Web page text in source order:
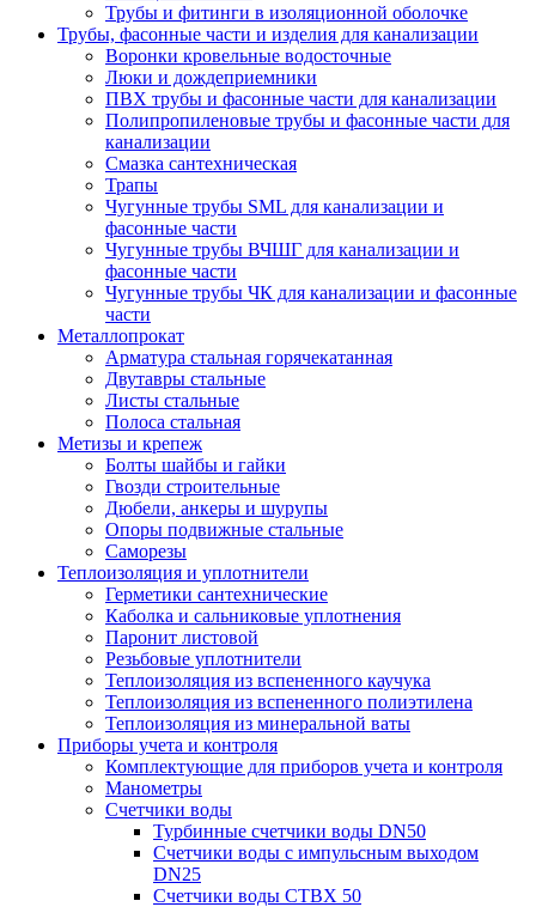
Трубы и фитинги в изоляционной оболочке
Трубы, фасонные части и изделия для канализации
Воронки кровельные водосточные
Люки и дождеприемники
ПВХ трубы и фасонные части для канализации
Полипропиленовые трубы и фасонные части для
канализации
Смазка сантехническая
Трапы
Чугунные трубы SML для канализации и
фасонные части
Чугунные трубы ВЧШГ для канализации и
фасонные части
Чугунные трубы ЧК для канализации и фасонные
части
Металлопрокат
Арматура стальная горячекатанная
Двутавры стальные
Листы стальные
Полоса стальная
Метизы и крепеж
Болты шайбы и гайки
Гвозди строительные
Дюбели, анкеры и шурупы
Опоры подвижные стальные
Саморезы
Теплоизоляция и уплотнители
Герметики сантехнические
Каболка и сальниковые уплотнения
Паронит листовой
Резьбовые уплотнители
Теплоизоляция из вспененного каучука
Теплоизоляция из вспененного полиэтилена
Теплоизоляция из минеральной ваты
Приборы учета и контроля
Комплектующие для приборов учета и контроля
Манометры
Счетчики воды
Турбинные счетчики воды DN50
Счетчики воды с импульсным выходом
DN25
Счетчики воды СТВХ 50